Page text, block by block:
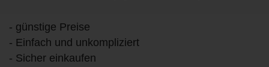
- günstige Preise
- Einfach und unkompliziert
- Sicher einkaufen